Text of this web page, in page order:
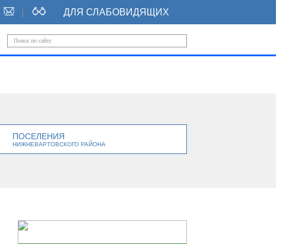
ДЛЯ СЛАБОВИДЯЩИХ
ПОСЕЛЕНИЯ
НИЖНЕВАРТОВСКОГО РАЙОНА